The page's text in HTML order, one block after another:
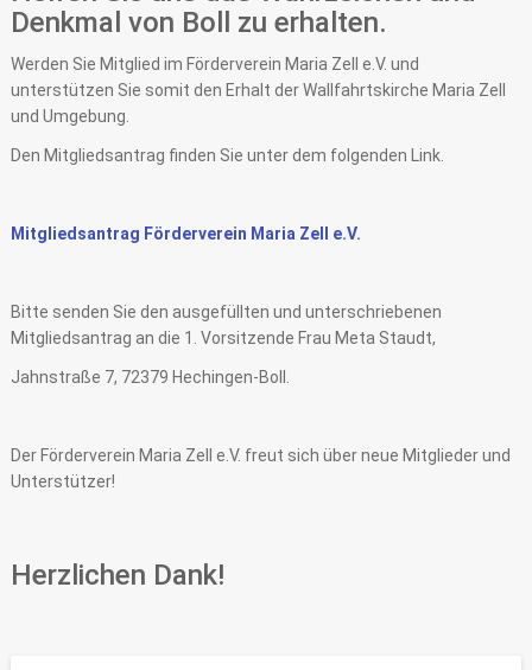
Denkmal von Boll zu erhalten.
Werden Sie Mitglied im Förderverein Maria Zell e.V. und
unterstützen Sie somit den Erhalt der Wallfahrtskirche Maria Zell
und Umgebung.
Den Mitgliedsantrag finden Sie unter dem folgenden Link.
Mitgliedsantrag Förderverein Maria Zell e.V.
Bitte senden Sie den ausgefüllten und unterschriebenen
Mitgliedsantrag an die 1. Vorsitzende Frau Meta Staudt,
Jahnstraße 7, 72379 Hechingen-Boll.
Der Förderverein Maria Zell e.V. freut sich über neue Mitglieder und
Unterstützer!
Herzlichen Dank!